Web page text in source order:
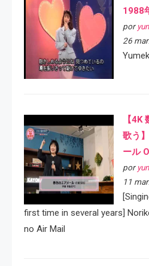
1988
por
26
【4K
歌う
ール
por
11
first time in several years]
no Air Mail